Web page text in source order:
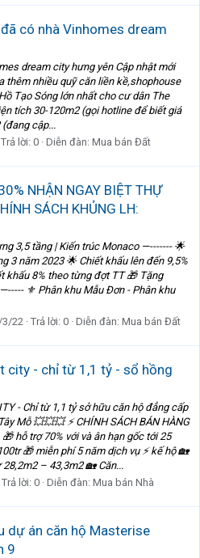
có nhà Vinhomes dream
dream city hưng yên Cập nhật mới
thêm nhiều quỹ căn liền kề,shophouse
Tạo Sóng lớn nhất cho cư dân The
tích 30-120m2 (gọi hotline để biết giá
cập...
Trả lời: 0 Diễn đàn: Mua bán Đất
NHẬN NGAY BIỆT THỰ
SÁCH KHỦNG LH:
3,5 tầng | Kiến trúc Monaco —------- 🌟
3 năm 2023 🌟 Chiết khấu lên đến 9,5%
khấu 8% theo từng đợt TT 🎁 Tặng
⚜️ Phân khu Mẫu Đơn - Phân khu
3/22 Trả lời: 0 Diễn đàn: Mua bán Đất
city - chỉ từ 1,1 tỷ - sổ hồng
- Chỉ từ 1,1 tỷ sở hữu căn hộ đẳng cấp
Mỗ 💥💥💥 ⚡️ CHÍNH SÁCH BÁN HÀNG
hỗ trợ 70% với và ân hạn gốc tới 25
🎁 miễn phí 5 năm dịch vụ ⚡️ kế hộ 🏡
– 43,3m2 🏡 Căn...
Trả lời: 0 Diễn đàn: Mua bán Nhà
dự án căn hộ Masterise
9